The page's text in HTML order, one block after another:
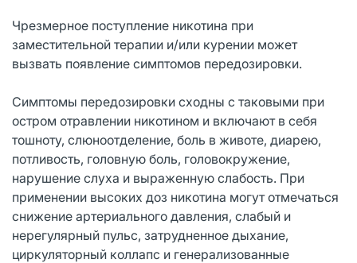
Чрезмерное поступление никотина при
заместительной терапии и/или курении может
вызвать появление симптомов передозировки.
Симптомы передозировки сходны с таковыми при
остром отравлении никотином и включают в себя
тошноту, слюноотделение, боль в животе, диарею,
потливость, головную боль, головокружение,
нарушение слуха и выраженную слабость. При
применении высоких доз никотина могут отмечаться
снижение артериального давления, слабый и
нерегулярный пульс, затрудненное дыхание,
циркуляторный коллапс и генерализованные